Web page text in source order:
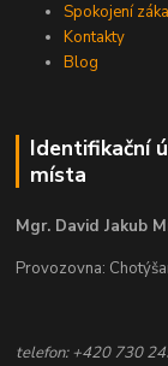
Spokojení
Kontakty
Blog
Identifikační
místa
Mgr. David Jakub
Provozovna:
telefon: +420 730